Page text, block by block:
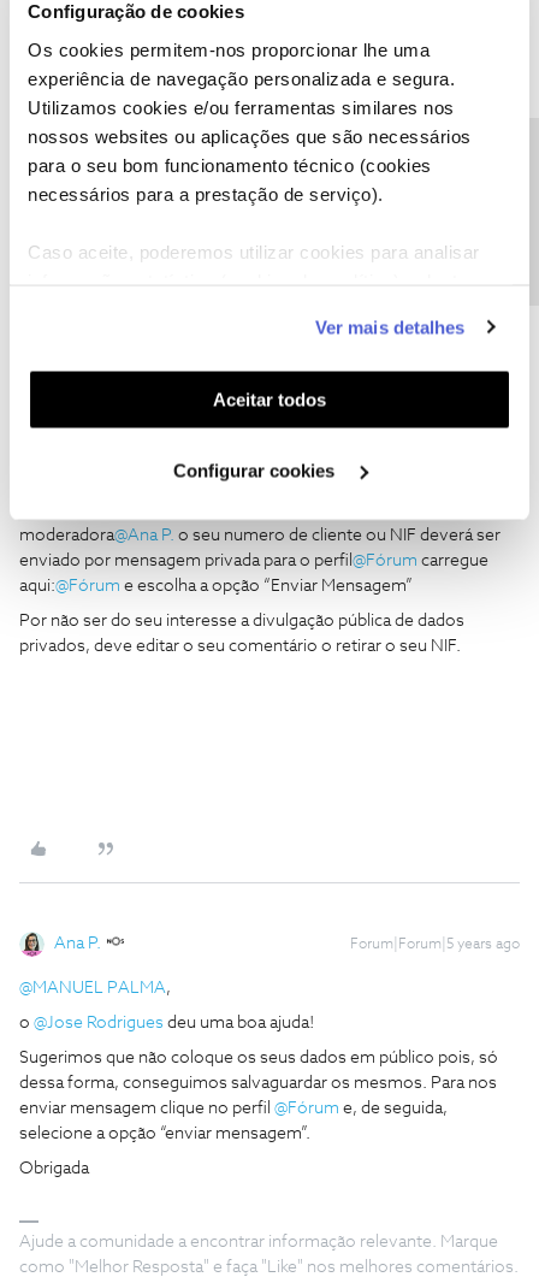
Configuração de cookies
Os cookies permitem-nos proporcionar lhe uma
experiência de navegação personalizada e segura.
Utilizamos cookies e/ou ferramentas similares nos
nossos websites ou aplicações que são necessários
para o seu bom funcionamento técnico (cookies
necessários para a prestação de serviço).
Caso aceite, poderemos utilizar cookies para analisar
funcionalidades (cookies de personalização e
funcionalidade) e adaptar anúncios aos seus interesses
(cookies de publicidade personalizada). Pode gerir a
utilização dos cookies clicando em "Configurar
Ver mais detalhes
Aceitar todos
Configurar cookies
M MANUEL PALMA Forum|Forum|5 years ago
NIF:1xxxxxxxxx
Faro
Jose Rodrigues Forum|Forum|5 years ago
xxxxxxxxxxxxxxxxxxxxxxxx
moderadora@Ana P. o seu numero de cliente ou NIF deverá ser
enviado por mensagem privada para o perfil @Fórum carregue
aqui:@Fórum e escolha a opção “Enviar Mensagem”
Por não ser do seu interesse a divulgação pública de dados
privados, deve editar o seu comentário o retirar o seu NIF.
Ana P. Forum|Forum|5 years ago
@MANUEL PALMA,
o @Jose Rodrigues deu uma boa ajuda!
Sugerimos que não coloque os seus dados em público pois, só
dessa forma, conseguimos salvaguardar os mesmos. Para nos
enviar mensagem clique no perfil @Fórum e, de seguida,
selecione a opção “enviar mensagem”.
Obrigada
Ajude a comunidade a encontrar informação relevante. Marque
como "Melhor Resposta" e faça "Like" nos melhores comentários.